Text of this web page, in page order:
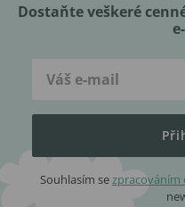
Dostaňte veškeré
Souhlasím sezpracováním